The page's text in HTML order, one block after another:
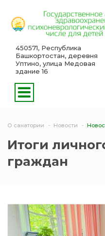
450571, Республика
Башкортостан, деревня
Уптино, улица Медовая
здание 16
О санатории Новости
Итоги
граждан